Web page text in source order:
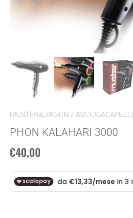
MUSTER&DIKSON / ASCIUGACAPELLI
PHON KALAHARI 3000
€40,00